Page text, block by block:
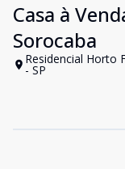
Casa à
Sorocaba
Residencial Horto
- SP